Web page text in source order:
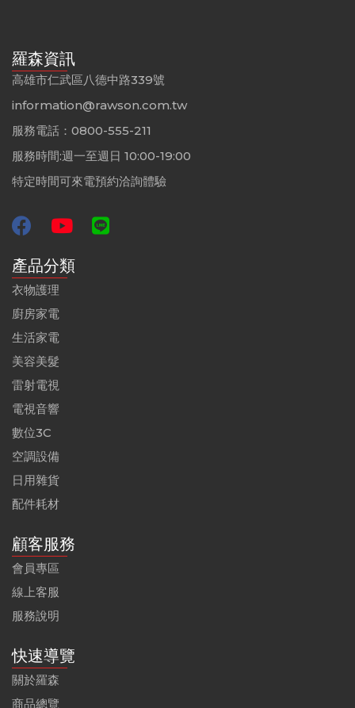
羅森資訊
高雄市仁武區八德中路339號
information@rawson.com.tw
服務電話：0800-555-211
服務時間:週一至週日 10:00-19:00
特定時間可來電預約洽詢體驗
產品分類
衣物護理
廚房家電
生活家電
美容美髮
雷射電視
電視音響
數位3C
空調設備
日用雜貨
配件耗材
顧客服務
會員專區
線上客服
服務說明
快速導覽
關於羅森
商品總覽